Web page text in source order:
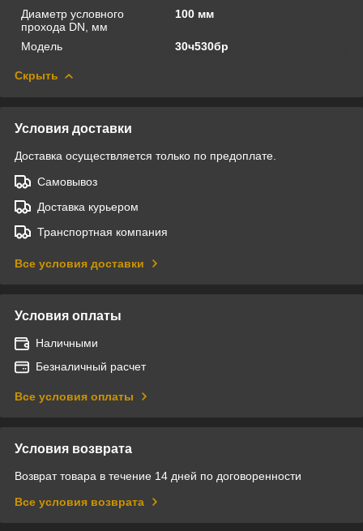
Диаметр условного
прохода DN, мм
100 мм
Модель 30ч530бр
Скрыть
Условия доставки
Доставка осуществляется только по предоплате.
Самовывоз
Доставка курьером
Транспортная компания
Все условия доставки
Условия оплаты
Наличными
Безналичный расчет
Все условия оплаты
Условия возврата
Возврат товара в течение 14 дней по договоренности
Все условия возврата